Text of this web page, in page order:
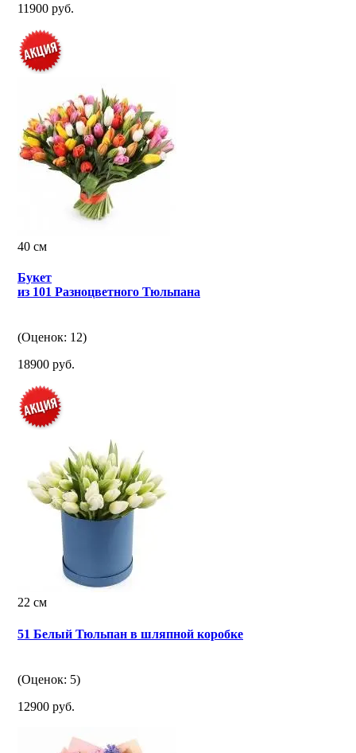
11900 руб.
40 см
Букет
из 101 Разноцветного Тюльпана
(Оценок: 12)
18900 руб.
22 см
51 Белый Тюльпан в шляпной коробке
(Оценок: 5)
12900 руб.